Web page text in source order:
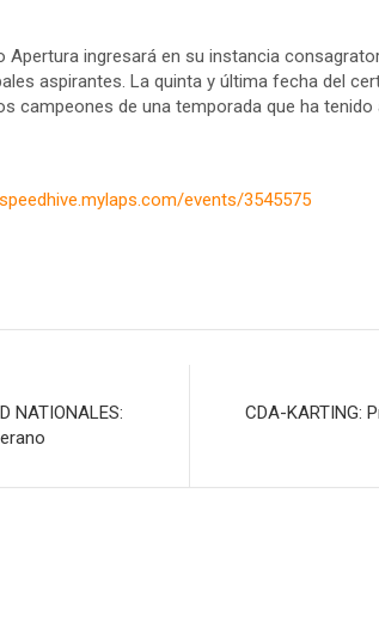
Apertura ingresará en su instancia
aspirantes. La quinta y última fecha del
campeones de una temporada que ha
events/3545575
NATIONALES:
CDA-KARTING: